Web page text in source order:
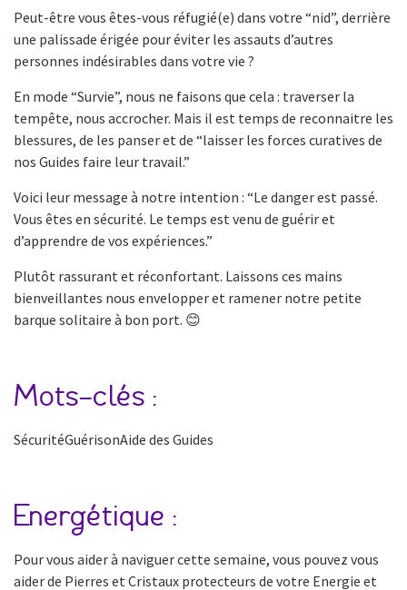
Peut-être vous êtes-vous réfugié(e) dans votre “nid”, derrière
une palissade érigée pour éviter les assauts d’autres
personnes indésirables dans votre vie ?
En mode “Survie”, nous ne faisons que cela : traverser la
tempête, nous accrocher. Mais il est temps de reconnaitre les
blessures, de les panser et de “laisser les forces curatives de
nos Guides faire leur travail.”
Voici leur message à notre intention : “Le danger est passé.
Vous êtes en sécurité. Le temps est venu de guérir et
d’apprendre de vos expériences.”
Plutôt rassurant et réconfortant. Laissons ces mains
bienveillantes nous envelopper et ramener notre petite
barque solitaire à bon port. 😊
Mots-clés :
SécuritéGuérisonAide des Guides
Energétique :
Pour vous aider à naviguer cette semaine, vous pouvez vous
aider de Pierres et Cristaux protecteurs de votre Energie et